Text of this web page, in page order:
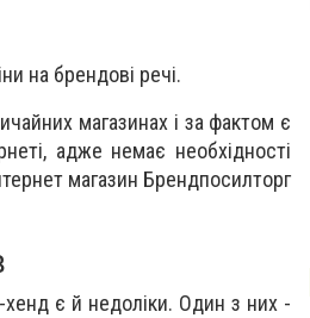
на брендові речі.
магазинах і за фактом є
адже немає необхідності
магазин Брендпосилторг
хенд є й недоліки. Один з них -